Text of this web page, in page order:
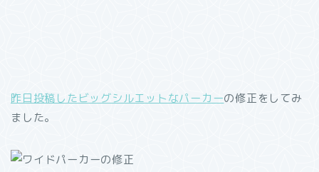
昨日投稿したビッグシルエットなパーカーの修正をしてみ
ました。